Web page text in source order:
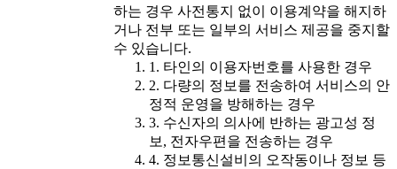
하는 경우 사전통지 없이 이용계약을 해지하
거나 전부 또는 일부의 서비스 제공을 중지할
수 있습니다.
1. 타인의 이용자번호를 사용한 경우
2. 다량의 정보를 전송하여 서비스의 안
정적 운영을 방해하는 경우
3. 수신자의 의사에 반하는 광고성 정
보, 전자우편을 전송하는 경우
4. 정보통신설비의 오작동이나 정보 등